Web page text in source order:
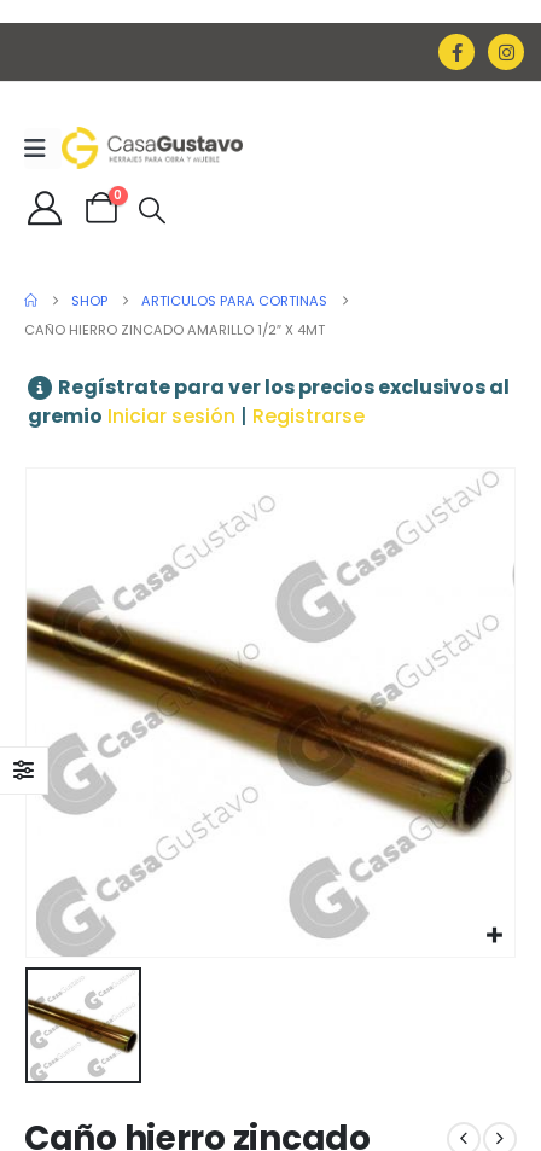
0
SHOP
ARTICULOS PARA CORTINAS
CAÑO HIERRO ZINCADO AMARILLO 1/2″ X 4MT
Regístrate para ver los precios exclusivos al
gremio Iniciar sesión | Registrarse
Caño hierro zincado